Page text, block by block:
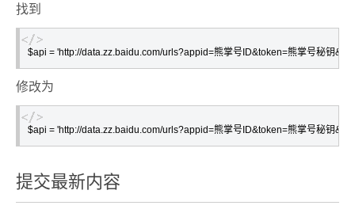
找到
修改为
提交最新内容